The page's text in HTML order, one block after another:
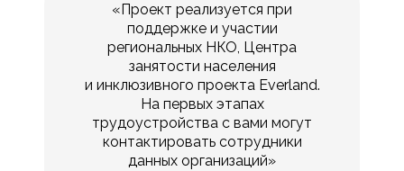
«Проект реализуется при
поддержке и участии
региональных НКО, Центра
занятости населения
и инклюзивного проекта Everland.
На первых этапах
трудоустройства с вами могут
контактировать сотрудники
данных организаций»